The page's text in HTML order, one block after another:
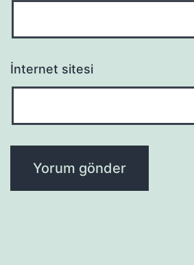
İnternet sitesi